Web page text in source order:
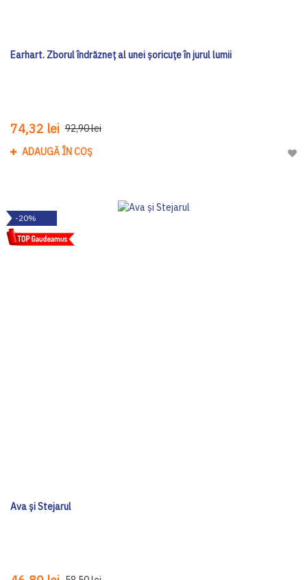
Earhart. Zborul îndrăzneț al unei șoricuțe în jurul lumii
74,32 lei 92,90 lei
ADAUGĂ ÎN COȘ
-20%
Ava și Stejarul